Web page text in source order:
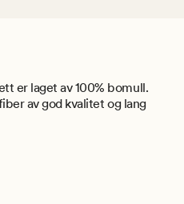
er laget av 100% bomull.
av god kvalitet og lang